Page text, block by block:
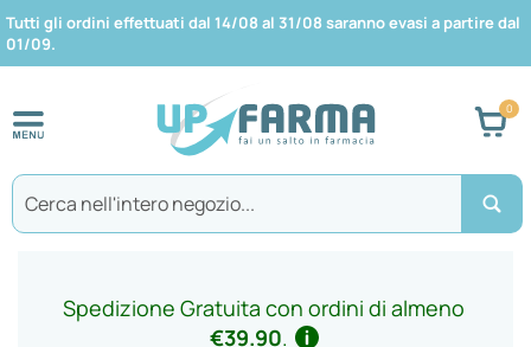
Tutti gli ordini effettuati dal 14/08 al 31/08 saranno evasi a partire dal
01/09.
Spedizione Gratuita con ordini di almeno
€39.90.